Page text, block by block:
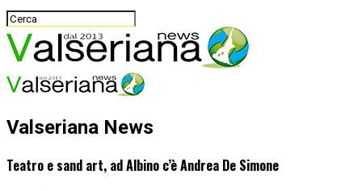
Valseriana News
Teatro e sand art, ad Albino c’è Andrea De Simone